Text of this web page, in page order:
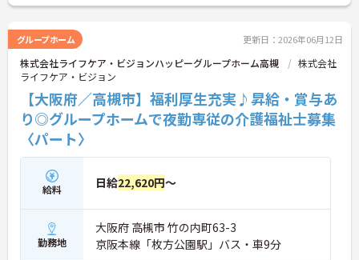
グループホーム 更新日：2026年06月12日
株式会社ライフケア・ビジョンハッピーグループホーム高槻
株式会社
ライフケア・ビジョン
【大阪府／高槻市】福利厚生充実♪昇給・賞与あ
り◎グループホームで夜勤専従の介護福祉士募集
〈パート〉
給料 日給22,620円～
勤務地
大阪府 高槻市 竹の内町63-3
京阪本線「枚方公園駅」バス・車9分